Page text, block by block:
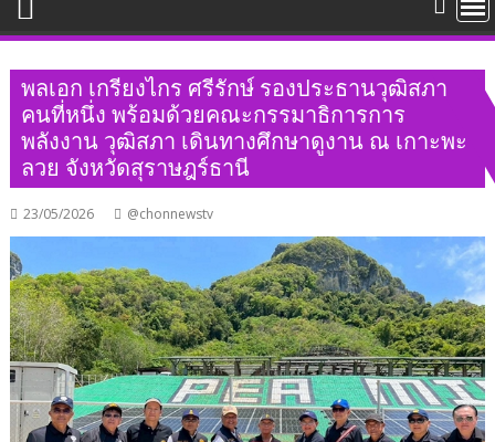
พลเอก เกรียงไกร ศรีรักษ์ รองประธานวุฒิสภา
คนที่หนึ่ง พร้อมด้วยคณะกรรมาธิการการ
พลังงาน วุฒิสภา เดินทางศึกษาดูงาน ณ เกาะพะ
ลวย จังหวัดสุราษฎร์ธานี
23/05/2026 @chonnewstv